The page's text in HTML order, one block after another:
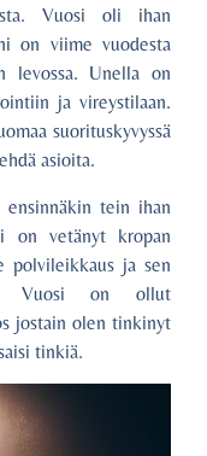
Vuosi oli ihan
on viime vuodesta
levossa. Unella on
ja vireystilaan.
suorituskyvyssä
asioita.
tein ihan
vetänyt kropan
polvileikkaus ja sen
Vuosi on ollut
jostain olen tinkinyt
tinkiä.